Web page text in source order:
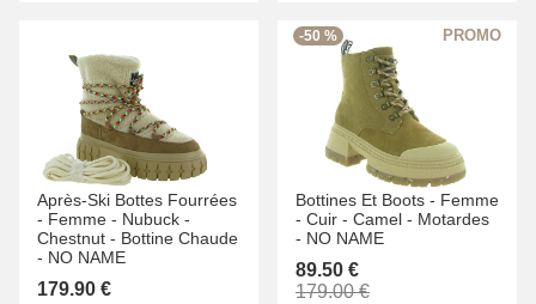
Après-Ski Bottes Fourrées
- Femme - Nubuck -
Chestnut - Bottine Chaude
- NO NAME
179.90 €
-50 %
Bottines Et Boots - Femme
- Cuir - Camel - Motardes
- NO NAME
89.50 €
179.00 €